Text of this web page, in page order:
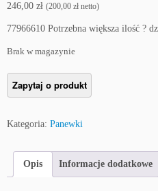
246,00 zł (200,00 zł netto)
77966610 Potrzebna większa ilość ?
Brak w magazynie
Kategoria: Panewki
Opis Informacje dodatkowe